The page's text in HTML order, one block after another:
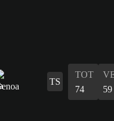
TS
TOT
74
59